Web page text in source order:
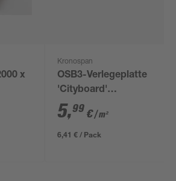
x
Kronospan
OSB3-Verlegeplatte
'Cityboard'
ungeschliffen 1690 x
634 x 12 mm
5,99 €/ m²
6,41 € / Pack